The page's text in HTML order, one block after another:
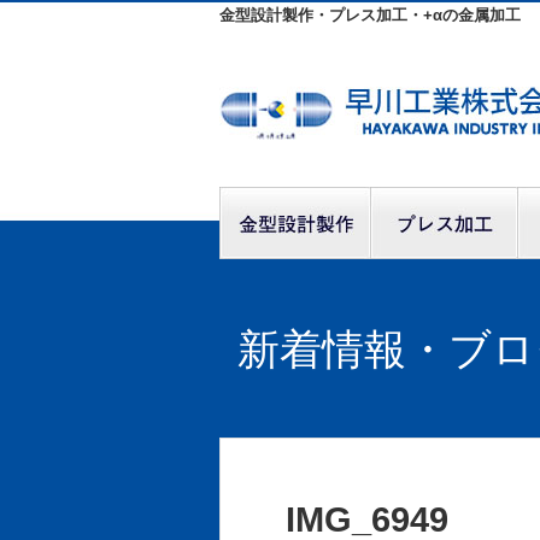
金型設計製作・プレス加工・+αの金属加工
新着情報・ブ
IMG_6949